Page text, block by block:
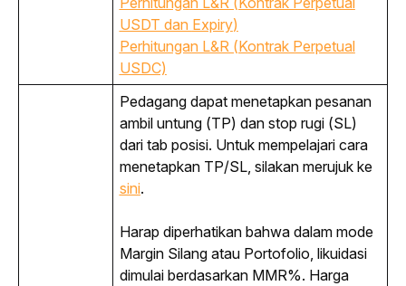
USDT dan Expiry)
Perhitungan L&R (Kontrak Perpetual
USDC)
Pedagang dapat menetapkan pesanan
ambil untung (TP) dan stop rugi (SL)
dari tab posisi. Untuk mempelajari cara
menetapkan TP/SL, silakan merujuk ke
sini.
Harap diperhatikan bahwa dalam mode
Margin Silang atau Portofolio, likuidasi
dimulai berdasarkan MMR%. Harga